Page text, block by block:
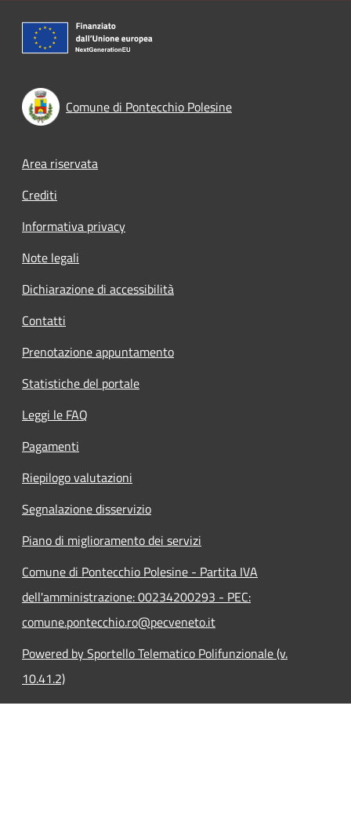
Comune di Pontecchio Polesine
Footer menu
Area riservata
Crediti
Informativa privacy
Note legali
Dichiarazione di accessibilità
Contatti
Prenotazione appuntamento
Statistiche del portale
Leggi le FAQ
Pagamenti
Riepilogo valutazioni
Segnalazione disservizio
Piano di miglioramento dei servizi
Comune di Pontecchio Polesine - Partita IVA
dell'amministrazione: 00234200293 - PEC:
comune.pontecchio.ro@pecveneto.it
Powered by Sportello Telematico Polifunzionale (v.
10.41.2)